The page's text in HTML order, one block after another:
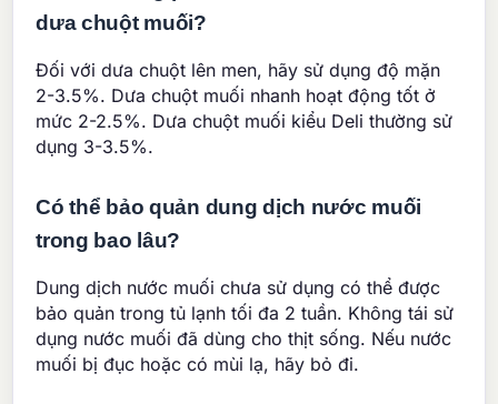
dưa chuột muối?
Đối với dưa chuột lên men, hãy sử dụng độ mặn
2-3.5%. Dưa chuột muối nhanh hoạt động tốt ở
mức 2-2.5%. Dưa chuột muối kiểu Deli thường sử
dụng 3-3.5%.
Có thể bảo quản dung dịch nước muối
trong bao lâu?
Dung dịch nước muối chưa sử dụng có thể được
bảo quản trong tủ lạnh tối đa 2 tuần. Không tái sử
dụng nước muối đã dùng cho thịt sống. Nếu nước
muối bị đục hoặc có mùi lạ, hãy bỏ đi.